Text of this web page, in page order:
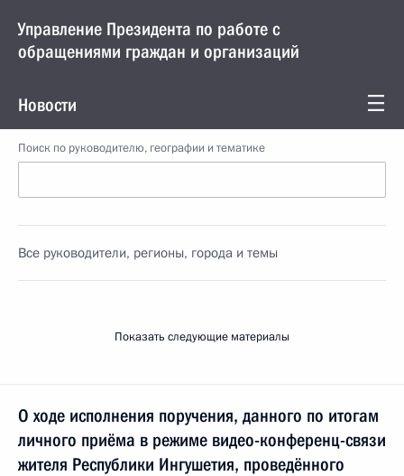
Управление Президента по работе с
обращениями граждан и организаций
Новости
Поиск по руководителю, географии и тематике
Все руководители, регионы, города и темы
Показать следующие материалы
О ходе исполнения поручения, данного по итогам
личного приёма в режиме видео-конференц-связи
жителя Республики Ингушетия, проведённого